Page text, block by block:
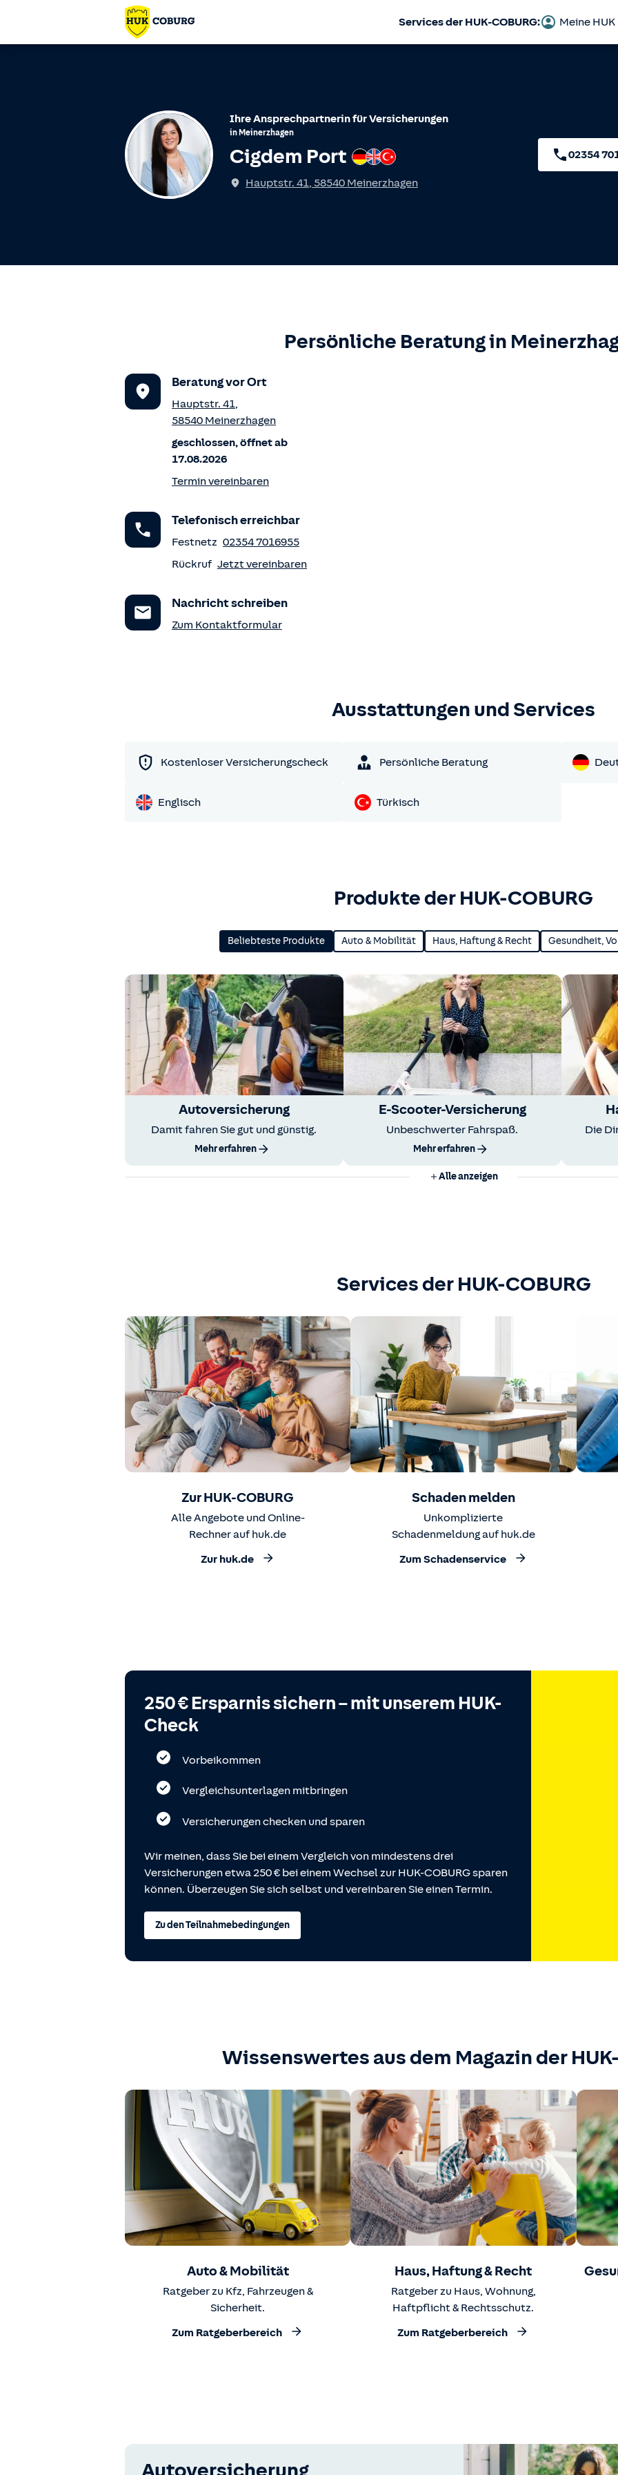
Services der HUK-COBURG: Meine HUK
Ihre Ansprechpartnerin für Versicherungen
in Meinerzhagen
Cigdem Port
Spricht Deutsch
Englisch
Türkisch
Hauptstr. 41, 58540 Meinerzhagen
02354
Persönliche Beratung in
Beratung vor Ort
Hauptstr. 41,
58540 Meinerzhagen
geschlossen, öffnet ab
17.08.2026
Termin vereinbaren
Telefonisch erreichbar
Festnetz 02354 7016955
Rückruf Jetzt vereinbaren
Nachricht schreiben
Zum Kontaktformular
Ausstattungen und Services
Kostenloser Versicherungscheck Persönliche Beratung
Englisch Türkisch
Produkte der HUK-COBURG
Beliebteste Produkte Auto & Mobilität Haus, Haftung & Recht Gesundheit,
Autoversicherung
Damit fahren Sie gut und günstig.
Mehr erfahren
E-Scooter-Versicherung
Unbeschwerter Fahrspaß.
Mehr erfahren
Die
Alle anzeigen
Services der HUK-COBURG
Zur HUK-COBURG
Alle Angebote und Online-
Rechner auf huk.de
Zur huk.de
Schaden melden
Unkomplizierte
Schadenmeldung auf huk.de
Zum Schadenservice
250 € Ersparnis sichern – mit unserem HUK-
Check
Vorbeikommen
Vergleichsunterlagen mitbringen
Versicherungen checken und sparen
Wir meinen, dass Sie bei einem Vergleich von mindestens drei
Versicherungen etwa 250 € bei einem Wechsel zur HUK-COBURG sparen
können. Überzeugen Sie sich selbst und vereinbaren Sie einen Termin.
Zu den Teilnahmebedingungen
Wissenswertes aus dem Magazin der
Auto & Mobilität
Ratgeber zu Kfz, Fahrzeugen &
Sicherheit.
Zum Ratgeberbereich
Haus, Haftung & Recht
Ratgeber zu Haus, Wohnung,
Haftpflicht & Rechtsschutz.
Zum Ratgeberbereich
Autoversicherung